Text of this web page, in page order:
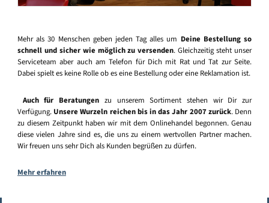
Mehr als 30 Menschen geben jeden Tag alles um Deine Bestellung so
schnell und sicher wie möglich zu versenden. Gleichzeitig steht unser
Serviceteam aber auch am Telefon für Dich mit Rat und Tat zur Seite.
Dabei spielt es keine Rolle ob es eine Bestellung oder eine Reklamation ist.
Auch für Beratungen zu unserem Sortiment stehen wir Dir zur
Verfügung. Unsere Wurzeln reichen bis in das Jahr 2007 zurück. Denn
zu diesem Zeitpunkt haben wir mit dem Onlinehandel begonnen. Genau
diese vielen Jahre sind es, die uns zu einem wertvollen Partner machen.
Wir freuen uns sehr Dich als Kunden begrüßen zu dürfen.
Mehr erfahren